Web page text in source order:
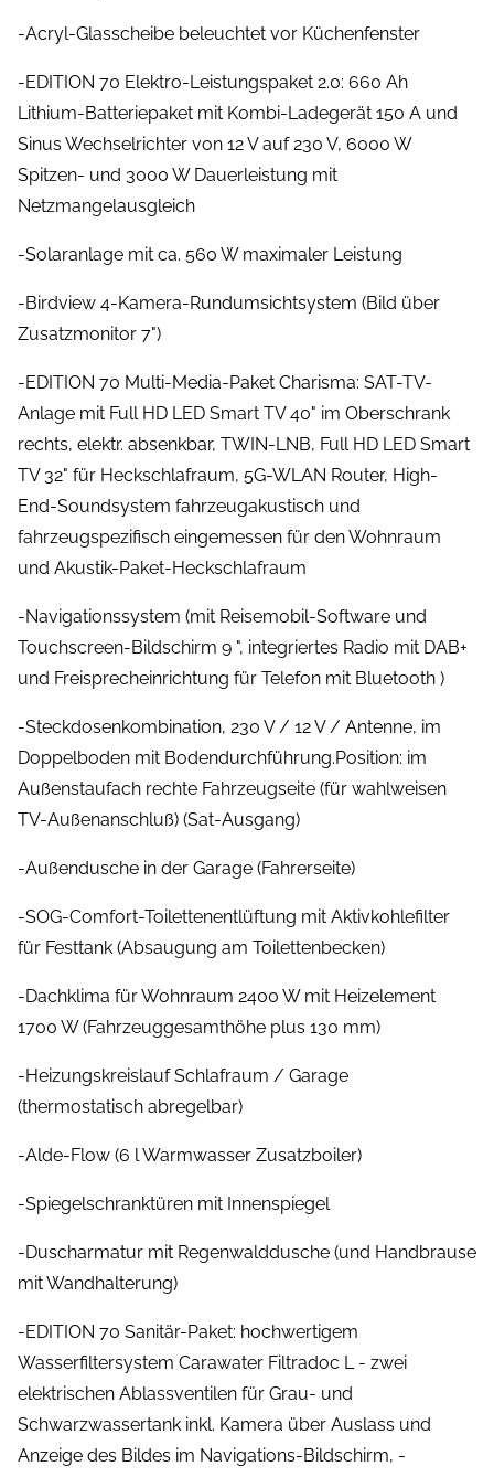
-Acryl-Glasscheibe beleuchtet vor Küchenfenster
-EDITION 70 Elektro-Leistungspaket 2.0: 660 Ah
Lithium-Batteriepaket mit Kombi-Ladegerät 150 A und
Sinus Wechselrichter von 12 V auf 230 V, 6000 W
Spitzen- und 3000 W Dauerleistung mit
Netzmangelausgleich
-Solaranlage mit ca. 560 W maximaler Leistung
-Birdview 4-Kamera-Rundumsichtsystem (Bild über
Zusatzmonitor 7")
-EDITION 70 Multi-Media-Paket Charisma: SAT-TV-
Anlage mit Full HD LED Smart TV 40" im Oberschrank
rechts, elektr. absenkbar, TWIN-LNB, Full HD LED Smart
TV 32" für Heckschlafraum, 5G-WLAN Router, High-
End-Soundsystem fahrzeugakustisch und
fahrzeugspezifisch eingemessen für den Wohnraum
und Akustik-Paket-Heckschlafraum
-Navigationssystem (mit Reisemobil-Software und
Touchscreen-Bildschirm 9 ", integriertes Radio mit DAB+
und Freisprecheinrichtung für Telefon mit Bluetooth )
-Steckdosenkombination, 230 V / 12 V / Antenne, im
Doppelboden mit Bodendurchführung.Position: im
Außenstaufach rechte Fahrzeugseite (für wahlweisen
TV-Außenanschluß) (Sat-Ausgang)
-Außendusche in der Garage (Fahrerseite)
-SOG-Comfort-Toilettenentlüftung mit Aktivkohlefilter
für Festtank (Absaugung am Toilettenbecken)
-Dachklima für Wohnraum 2400 W mit Heizelement
1700 W (Fahrzeuggesamthöhe plus 130 mm)
-Heizungskreislauf Schlafraum / Garage
(thermostatisch abregelbar)
-Alde-Flow (6 l Warmwasser Zusatzboiler)
-Spiegelschranktüren mit Innenspiegel
-Duscharmatur mit Regenwalddusche (und Handbrause
mit Wandhalterung)
-EDITION 70 Sanitär-Paket: hochwertigem
Wasserfiltersystem Carawater Filtradoc L - zwei
elektrischen Ablassventilen für Grau- und
Schwarzwassertank inkl. Kamera über Auslass und
Anzeige des Bildes im Navigations-Bildschirm, -